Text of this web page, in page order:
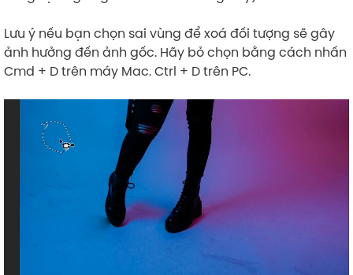
Lưu ý nếu bạn chọn sai vùng để xoá đối tượng sẽ gây
ảnh hưởng đến ảnh gốc. Hãy bỏ chọn bằng cách nhấn
Cmd + D trên máy Mac. Ctrl + D trên PC.